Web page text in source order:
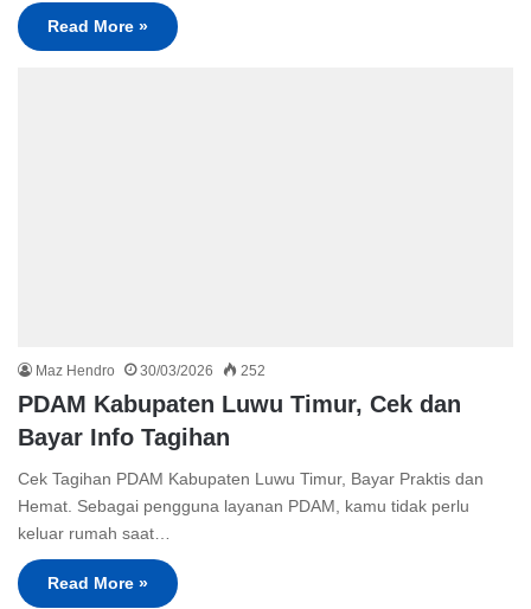
Read More »
Maz Hendro 30/03/2026 252
PDAM Kabupaten Luwu Timur, Cek dan
Bayar Info Tagihan
Cek Tagihan PDAM Kabupaten Luwu Timur, Bayar Praktis dan
Hemat. Sebagai pengguna layanan PDAM, kamu tidak perlu
keluar rumah saat…
Read More »